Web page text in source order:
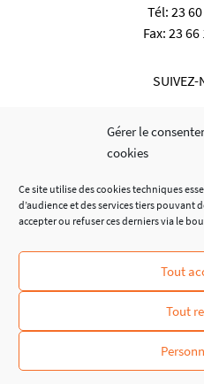
Gérer le
cookies
Ce site utilise des cookies techniques
d’audience et des services tiers pouvant
accepter ou refuser ces derniers via le
Tout
Tout
Tél:23 60
Fax:23 66
SUIVEZ-